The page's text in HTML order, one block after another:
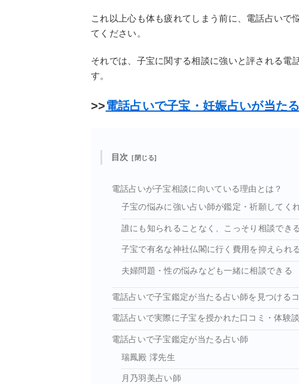
これ以上心も体も疲れてしまう前に、電話占いで
てください。
それでは、子宝に関する相談に強いと評される電
す。
>>電話占いで子宝・妊娠占いが当た
目次
電話占いが子宝相談に向いている理由とは？
子宝の悩みに強い占い師が鑑定・祈願してく
誰にも知られることなく、こっそり相談できる
子宝で有名な神社仏閣に行く費用を抑えられる
夫婦問題・性の悩みなども一緒に相談できる
電話占いで子宝鑑定が当たる占い師を見つける
電話占いで実際に子宝を授かれた口コミ・体験談
電話占いで子宝鑑定が当たる占い師
瑞鳳殿 澪先生
月乃羽美占い師